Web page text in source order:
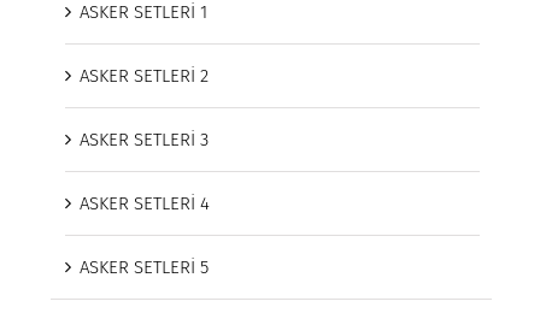
ASKER SETLERİ 1
ASKER SETLERİ 2
ASKER SETLERİ 3
ASKER SETLERİ 4
ASKER SETLERİ 5